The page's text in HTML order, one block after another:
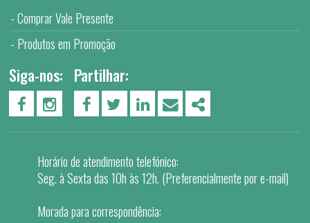
Comprar Vale Presente
Produtos em Promoção
Siga-nos:
PÁGINA DO FACEBOOK
PÁGINA DO INSTAGRAM
Partilhar:
FACEBOOKTWITTERLINKEDIN
EMAIL
Horário de atendimento telefónico:
Seg. à Sexta das 10h às 12h. (Preferencialmente por e-mail)
Morada para correspondência: